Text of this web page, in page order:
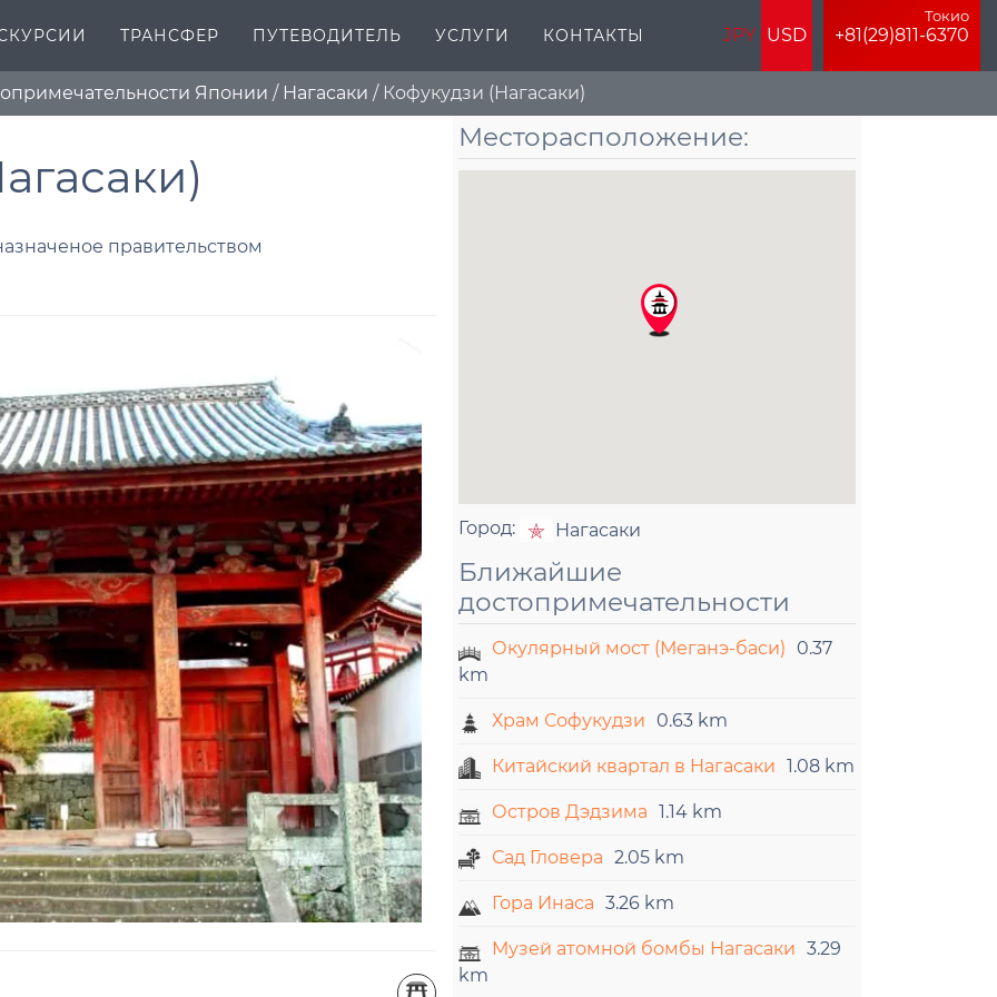
ТРАНСФЕР ПУТЕВОДИТЕЛЬ УСЛУГИ КОНТАКТЫ JPY USD
Токио
+81(29)811-6370
Японии / Нагасаки / Кофукудзи (Нагасаки)
правительством
Месторасположение:
Город: Нагасаки
Ближайшие
достопримечательности
Окулярный мост (Меганэ-баси) 0.37
km
Храм Софукудзи 0.63 km
Китайский квартал в Нагасаки 1.08 km
Остров Дэдзима 1.14 km
Сад Гловера 2.05 km
Гора Инаса 3.26 km
Музей атомной бомбы Нагасаки 3.29
km